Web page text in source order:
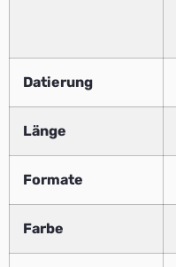
Datierung
Länge
Formate
Farbe